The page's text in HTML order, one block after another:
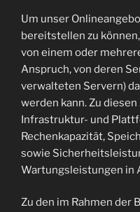
Um unser
bereitstellen zu
von einem oder
Anspruch, von deren
verwalteten Servern)
werden kann. Zu
Infrastruktur- und
Rechenkapazität,
sowie
Wartungsleistungen in
Zu den im Rahmen der